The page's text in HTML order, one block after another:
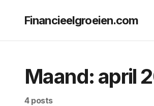
Financieelgroeien.com
Maand: april
4 posts